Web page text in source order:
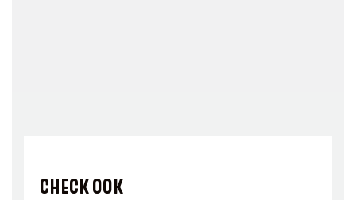
CHECK OOK